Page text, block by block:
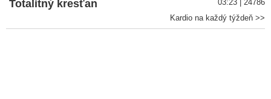
Totalitný kresťan
03:23 | 24786
Kardio na každý týždeň >>